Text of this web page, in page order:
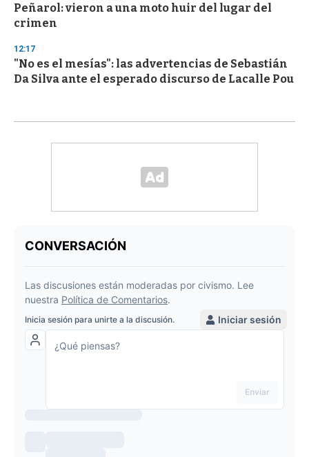
Peñarol: vieron a una moto huir del lugar del
crimen
12:17
"No es el mesías": las advertencias de Sebastián
Da Silva ante el esperado discurso de Lacalle Pou